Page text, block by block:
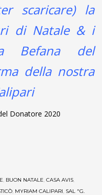
scaricare) la
di Natale & i
Befana del
della nostra
Donatore 2020
, BUON NATALE, CASA AVIS,
, MYRIAM CALIPARI, SAL "G.